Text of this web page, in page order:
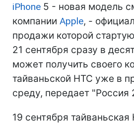
iPhone 5 - новая модель
компании Apple, -
продажи которой
21 сентября сразу в
может получить своего
тайваньской HTC уже в
среду, передает "Россия
19 сентября тайваньская